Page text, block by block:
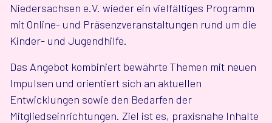
Niedersachsen e.V. wieder ein vielfältiges Programm
mit Online- und Präsenzveranstaltungen rund um die
Kinder- und Jugendhilfe.
Das Angebot kombiniert bewährte Themen mit neuen
Impulsen und orientiert sich an aktuellen
Entwicklungen sowie den Bedarfen der
Mitgliedseinrichtungen. Ziel ist es, praxisnahe Inhalte